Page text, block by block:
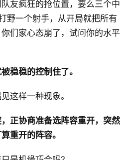
友疯狂的抢位置，要么三个中
野一个射手，从开局就把所有
们家心态崩了，试问你的水平
稳稳的控制住了。
这样一种现象。
正协商准备选阵容重开，突然
重开的阵容。